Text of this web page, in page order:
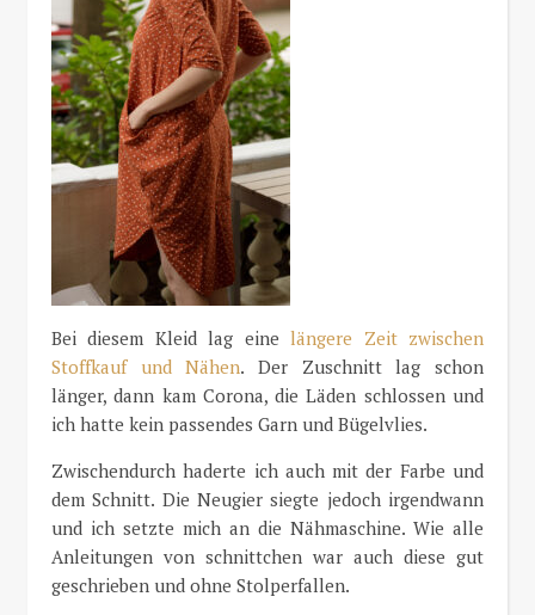
Bei diesem Kleid lag einelängere Zeit zwischen
Stoffkauf und Nähen. Der Zuschnitt lag schon
länger, dann kam Corona, die Läden schlossen und
ich hatte kein passendes Garn und Bügelvlies.
Zwischendurch haderte ich auch mit der Farbe und
dem Schnitt. Die Neugier siegte jedoch irgendwann
und ich setzte mich an die Nähmaschine. Wie alle
Anleitungen von schnittchen war auch diese gut
geschrieben und ohne Stolperfallen.